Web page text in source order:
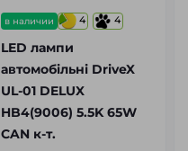
в наличии 4 4
LED лампи
автомобільні DriveX
UL-01 DELUX
HB4(9006) 5.5K 65W
CAN к-т.